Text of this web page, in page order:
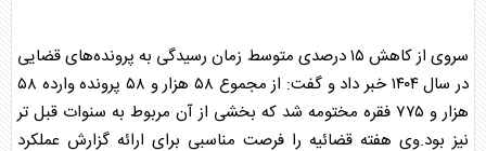
سروی از کاهش ۱۵ درصدی متوسط زمان رسیدگی به پرونده‌های قضایی
در سال ۱۴۰۴ خبر داد و گفت: از مجموع ۵۸ هزار و ۵۸ پرونده وارده ۵۸
هزار و ۷۷۵ فقره مختومه شد که بخشی از آن مربوط به سنوات قبل تر
نیز بود.وی هفته قضائیه را فرصت مناسبی برای ارائه گزارش عملکرد